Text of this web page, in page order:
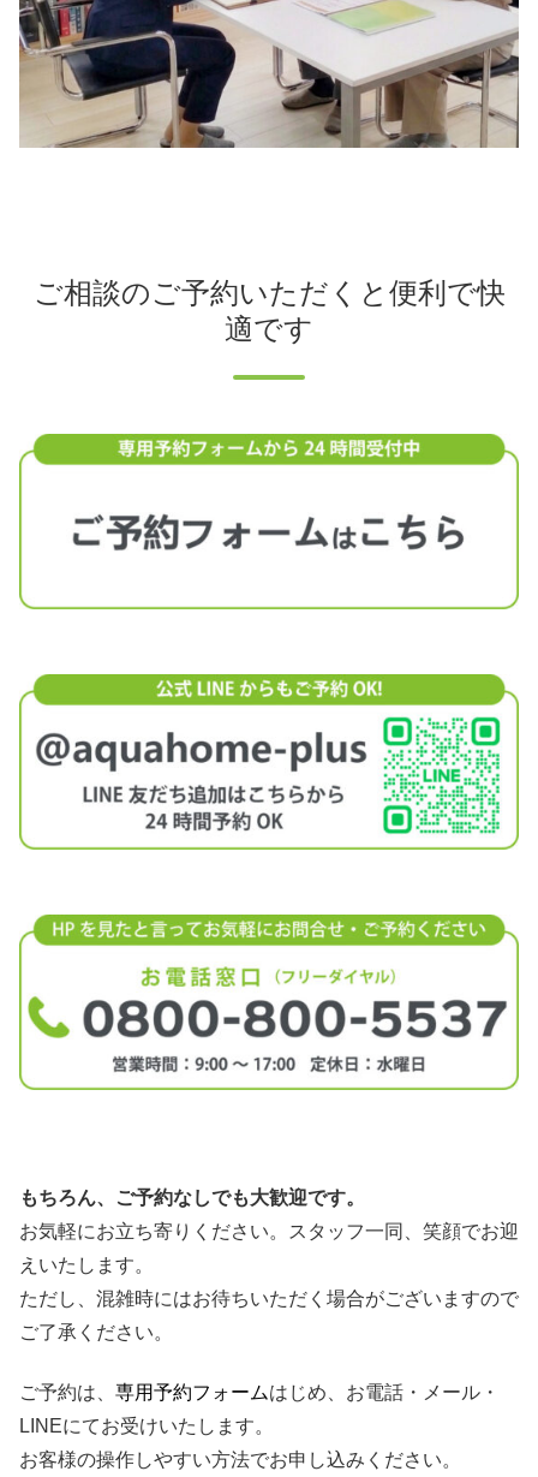
ご相談のご予約いただくと便利で快
適です
もちろん、ご予約なしでも大歓迎です。
お気軽にお立ち寄りください。スタッフ一同、笑顔でお迎
えいたします。
ただし、混雑時にはお待ちいただく場合がございますので
ご了承ください。
ご予約は、 専用予約フォームはじめ、お電話・メール・
LINEにてお受けいたします。
お客様の操作しやすい方法でお申し込みください。